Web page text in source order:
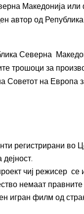
Македонија
автор од
Северна
трошоци за
Советот на Европа
регистрирани во
чиј режисер
немаат правните
игран филм од